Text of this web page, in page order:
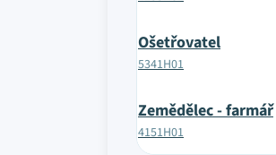
Ošetřovatel
5341H01
Zemědělec - farmář
4151H01